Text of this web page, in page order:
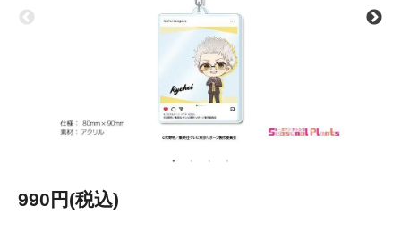
990円(税込)